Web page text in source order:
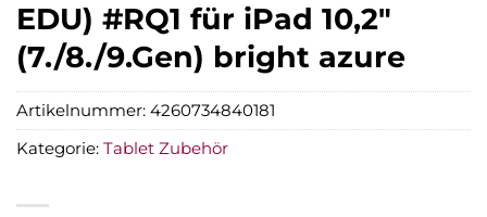
EDU) #RQ1 für iPad 10,2″
(7./8./9.Gen) bright azure
Artikelnummer: 4260734840181
Kategorie: Tablet Zubehör